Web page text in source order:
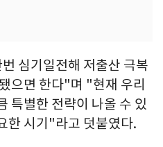
심기일전해 저출산 극복
으면 한다"며 "현재 우리
특별한 전략이 나올 수 있
한 시기"라고 덧붙였다.